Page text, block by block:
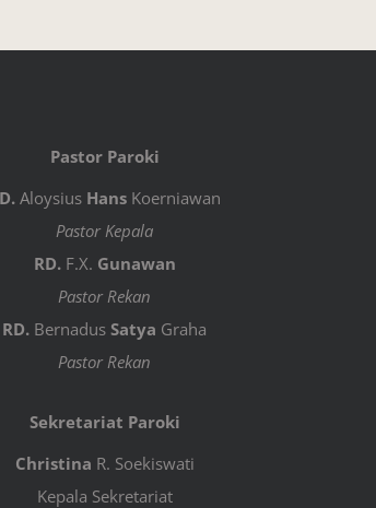
Pastor Paroki
Aloysius Hans Koerniawan
Pastor Kepala
RD.F.X. Gunawan
Pastor Rekan
RD. BernadusSatya Graha
Pastor Rekan
Sekretariat Paroki
Christina R. Soekiswati
Kepala Sekretariat